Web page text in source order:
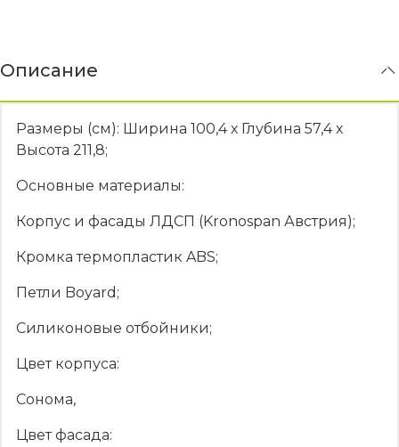
Описание
Размеры (см): Ширина 100,4 х Глубина 57,4 х
Высота 211,8;
Основные материалы:
Корпус и фасады ЛДСП (Kronospan Австрия);
Кромка термопластик ABS;
Петли Boyard;
Силиконовые отбойники;
Цвет корпуса:
Сонома,
Цвет фасада: